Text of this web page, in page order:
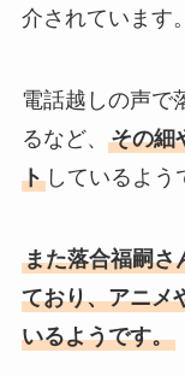
介されています。
電話越しの声で
るなど、 その細
トしているよう
また落合福嗣さ
ており、アニメ
いるようです。